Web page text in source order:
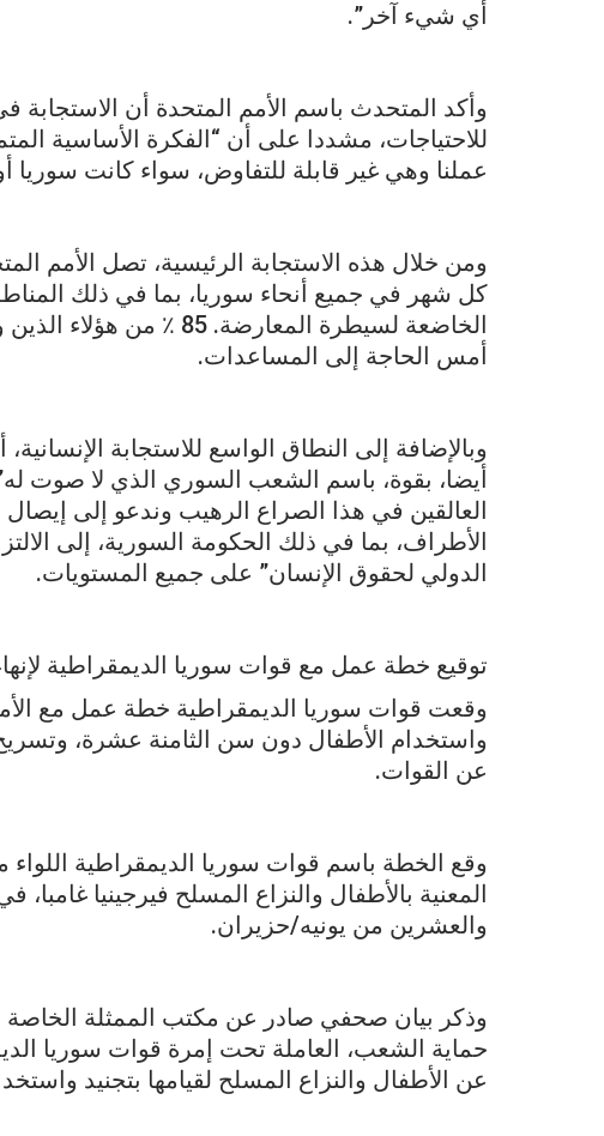
أي شيء آخر”.
وأكد المتحدث باسم الأمم المتحدة أن
للاحتياجات، مشددا على أن “الفكرة الأساسية
عملنا وهي غير قابلة للتفاوض، سواء كانت سوريا
كل شهر في جميع أنحاء سوريا، بما في ذلك
الخاضعة لسيطرة
أمس الحاجة إلى المساعدات.
وبالإضافة إلى النطاق الواسع للاستجابة
أيضا، بقوة، باسم الشعب السوري الذي لا صوت
العالقين في هذا الصراع الرهيب وندعو إلى إيصال
الأطراف، بما في ذلك الحكومة السورية، إلى
الدولي لحقوق الإنسان” على جميع المستويات.
توقيع خطة عمل مع قوات سوريا الديمقراطية
وقعت قوات سوريا الديمقراطية خطة عمل مع
واستخدام الأطفال دون سن الثامنة عشرة، وتسريح
عن القوات.
وقع الخطة باسم قوات سوريا الديمقراطية اللواء
المعنية بالأطفال والنزاع المسلح فيرجينيا
والعشرين من يونيه/حزيران.
وذكر بيان صحفي صادر عن مكتب الممثلة
حماية الشعب، العاملة تحت إمرة قوات سوريا
عن الأطفال والنزاع المسلح لقيامها بتجنيد